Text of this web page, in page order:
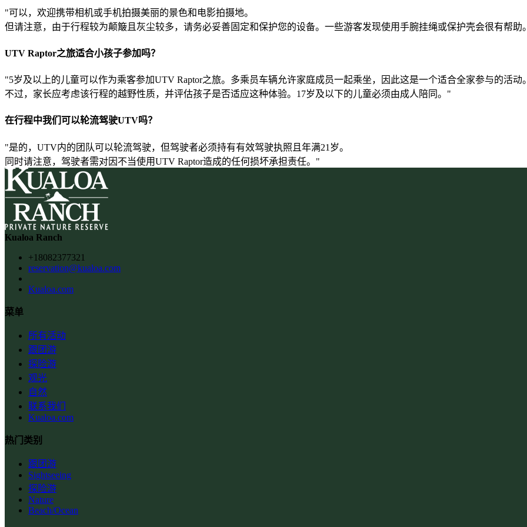
"可以，欢迎携带相机或手机拍摄美丽的景色和电影拍摄地。
但请注意，由于行程较为颠簸且灰尘较多，请务必妥善固定和保护您的设备。一些游客发现使用手腕挂绳或保护壳会很有帮助
UTV Raptor之旅适合小孩子参加吗？
"5岁及以上的儿童可以作为乘客参加UTV Raptor之旅。多乘员车辆允许家庭成员一起乘坐，因此这是一个适合全家参与的活动
不过，家长应考虑该行程的越野性质，并评估孩子是否适应这种体验。17岁及以下的儿童必须由成人陪同。"
在行程中我们可以轮流驾驶UTV吗？
"是的，UTV内的团队可以轮流驾驶，但驾驶者必须持有有效驾驶执照且年满21岁。
同时请注意，驾驶者需对因不当使用UTV Raptor造成的任何损坏承担责任。"
Kualoa Ranch
+18082377321
reservation@kualoa.com
Kualoa.com
菜单
所有活动
跟团游
探险游
观光
自然
联系我们
Kualoa.com
热门类别
跟团游
Sightseeing
探险游
Nature
Beach/Ocean